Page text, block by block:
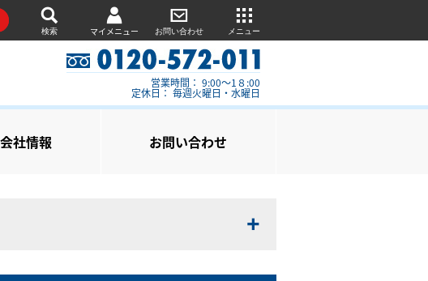
検索 マイメニュー お問い合わせ メニュー
営業時間： 9:00～1８:00
定休日： 毎週火曜日・水曜日
会社情報 お問い合わせ